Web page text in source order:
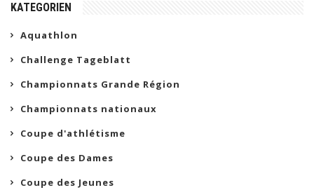
KATEGORIEN
Aquathlon
Challenge Tageblatt
Championnats Grande Région
Championnats nationaux
Coupe d'athlétisme
Coupe des Dames
Coupe des Jeunes